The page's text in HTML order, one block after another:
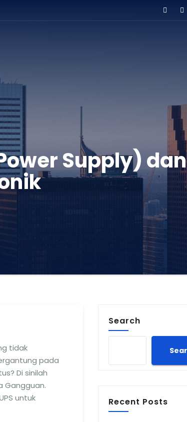
Supply)
tidak
pada
Di sinilah
Gangguan.
untuk
Search
Recent Posts